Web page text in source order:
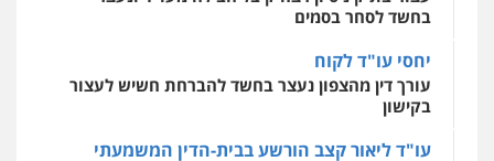
בחשד לסחר בסמים
יחסי עו"ד לקוח
עורך דין מהצפון נעצר בחשד להברחת חשיש לעצור
בקישון
עו"ד ליאור קצב הורשע בבית-הדין המשמעתי